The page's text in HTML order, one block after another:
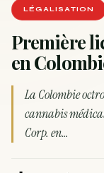
SUGGESTIONS
Une nouvelle
La recette du
LÉGALISATION
Première
en
La Colombie
cannabis
Corp. en…